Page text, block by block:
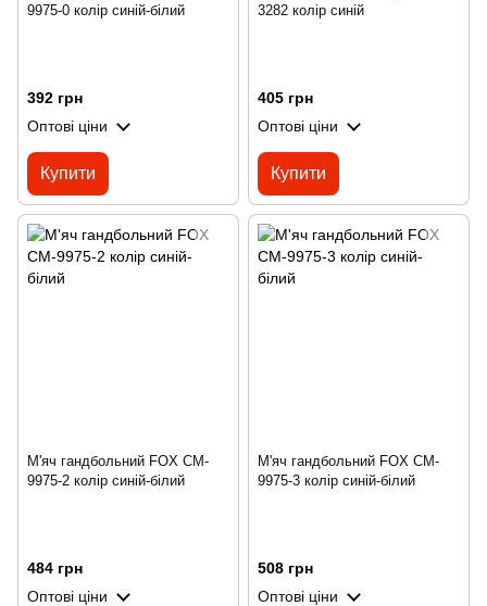
9975-0 колір синій-білий
392 грн
Оптові ціни
Купити
3282 колір синій
405 грн
Оптові ціни
Купити
М'яч гандбольний FOX CM-
9975-2 колір синій-білий
484 грн
Оптові ціни
М'яч гандбольний FOX CM-
9975-3 колір синій-білий
508 грн
Оптові ціни